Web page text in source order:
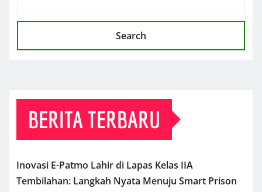
Search
BERITA TERBARU
Inovasi E-Patmo Lahir di Lapas Kelas IIA
Tembilahan: Langkah Nyata Menuju Smart Prison